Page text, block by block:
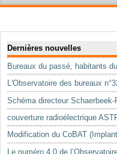
Règles du jeu
Permis d'urbanisme
Cartographie
Etudes et publications
Mots-clés
Renseignements urbanistiques
Dernières nouvelles
Bureaux du passé, habitants
L'Observatoire des bureaux
Schéma directeur Schaerbeek-
couverture radioélectrique
Modification du CoBAT
Le numéro 4.0 de